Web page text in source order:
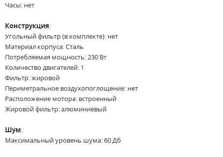
Часы: нет
Конструкция:
Угольный фильтр (в комплекте): нет
Материал корпуса: Сталь
Потребляемая мощность: 230 Вт
Количество двигателей: 1
Фильтр: жировой
Периметральное воздухопоглощение: нет
Расположение мотора: встроенный
Жировой фильтр: алюминиевый
Шум:
Максимальный уровень шума: 60 Дб